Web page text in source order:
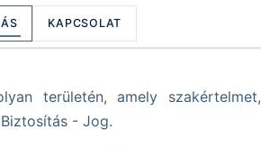
KAPCSOLAT
területén, amely szakértelmet,
- Jog.